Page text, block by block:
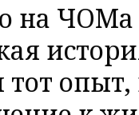
на ЧОМа
тот